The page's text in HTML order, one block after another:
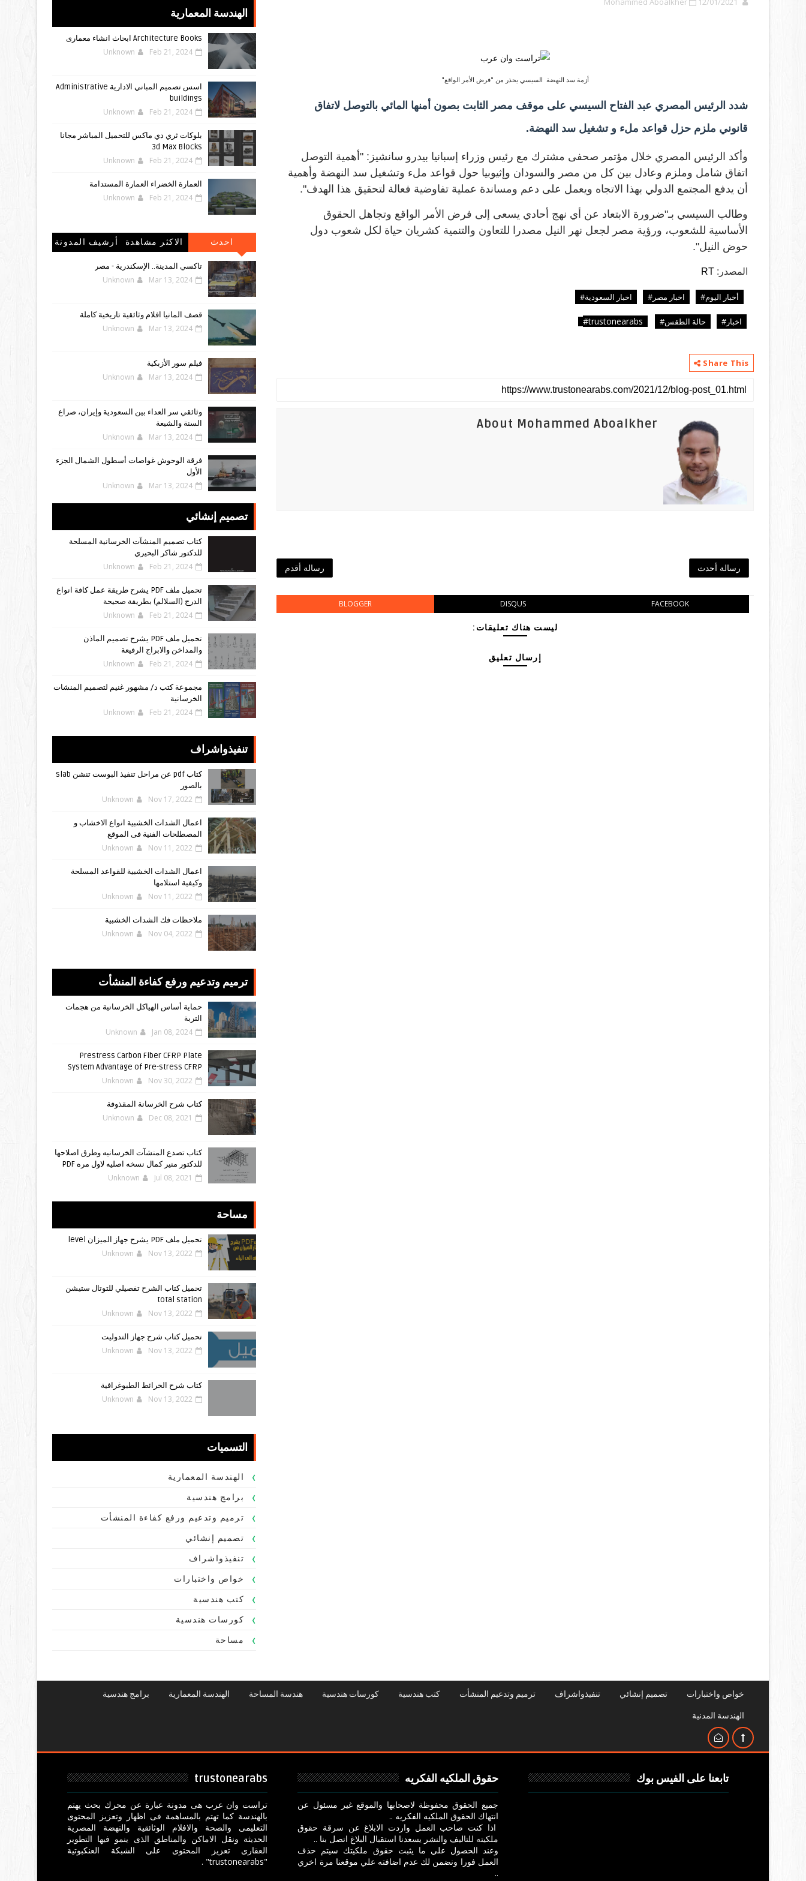
أزمة سد النهضة السيسي يحذر من "فرض الأمر الواقع"
شدد الرئيس المصري عبد الفتاح السيسي على موقف مصر الثابت بصون أمنها المائي بالتوصل لاتفاق
قانوني ملزم حزل قواعد ملء و تشغيل سد النهضة.
وأكد الرئيس المصري خلال مؤتمر صحفى مشترك مع رئيس وزراء إسبانيا بيدرو سانشيز: "أهمية التوصل
اتفاق شامل وملزم وعادل بين كل من مصر والسودان وإثيوبيا حول قواعد ملء وتشغيل سد النهضة وأهمية
أن يدفع المجتمع الدولي بهذا الاتجاه ويعمل على دعم ومساندة عملية تفاوضية فعالة لتحقيق هذا الهدف".
وطالب السيسي بـ"ضرورة الابتعاد عن أي نهج أحادي يسعى إلى فرض الأمر الواقع وتجاهل الحقوق
الأساسية للشعوب، ورؤية مصر لجعل نهر النيل مصدرا للتعاون والتنمية كشريان حياة لكل شعوب دول
حوض النيل".
المصدر: RT
أخبار اليوم# اخبار مصر# اخبار السعودية#
اخبار# حالة الطقس#
Share This
About Mohammed Aboalkher
رسالة أحدث رسالة أقدم
BLOGGER DISQUS FACEBOOK
ليست هناك تعليقات:
إرسال تعليق
الهندسة المعمارية
Architecture Books ابحاث انشاء معمارى
Unknown Feb 21, 2024
اسس تصميم المباني الادارية Administrative
buildings
Unknown Feb 21, 2024
بلوكات ثري دي ماكس للتحميل المباشر مجانا
3d Max Blocks
Unknown Feb 21, 2024
العمارة الخضراء العمارة المستدامة
Unknown Feb 21, 2024
احدث
المشاركات
الاكثر مشاهدة
أرشيف المدونة
تاكسي المدينة.. الإسكندرية - مصر
Unknown Mar 13, 2024
قصف المانيا افلام وثائقية تاريخية كاملة
Unknown Mar 13, 2024
فيلم سور الأزبكية
Unknown Mar 13, 2024
وثائقي سر العداء بين السعودية وإيران، صراع
السنة والشيعة
Unknown Mar 13, 2024
فرقة الوحوش غواصات أسطول الشمال الجزء
الأول
Unknown Mar 13, 2024
تصميم إنشائي
كتاب تصميم المنشآت الخرسانية المسلحة
للدكتور شاكر البحيري
Unknown Feb 21, 2024
تحميل ملف PDF يشرح طريقة عمل كافة انواع
الدرج (السلالم) بطريقة صحيحة
Unknown Feb 21, 2024
تحميل ملف PDF يشرح تصميم الماذن
والمداخن والابراج الرفيعة
Unknown Feb 21, 2024
مجموعة كتب د/ مشهور غنيم لتصميم المنشات
الخرسانية
Unknown Feb 21, 2024
تنفيذواشراف
كتاب pdf عن مراحل تنفيذ البوست تنشن slab
بالصور
Unknown Nov 17, 2022
اعمال الشدات الخشبية انواع الاخشاب و
المصطلحات الفنية فى الموقع
Unknown Nov 11, 2022
اعمال الشدات الخشبية للقواعد المسلحة
وكيفية استلامها
Unknown Nov 11, 2022
ملاحظات فك الشدات الخشبية
Unknown Nov 04, 2022
ترميم وتدعيم ورفع كفاءة المنشأت
حماية أساس الهياكل الخرسانية من هجمات
التربة
Unknown Jan 08, 2024
Prestress Carbon Fiber CFRP Plate
System Advantage of Pre-stress CFRP
Unknown Nov 30, 2022
كتاب شرح الخرسانة المقذوفة
Unknown Dec 08, 2021
كتاب تصدع المنشآت الخرسانيه وطرق اصلاحها
للدكتور منير كمال نسخه اصليه لاول مره PDF
Unknown Jul 08, 2021
مساحة
تحميل ملف PDF يشرح جهاز الميزان level
Unknown Nov 13, 2022
تحميل كتاب الشرح تفصيلي للتوتال ستيشن
total station
Unknown Nov 13, 2022
تحميل كتاب شرح جهاز التدوليت
Unknown Nov 13, 2022
كتاب شرح الخرائط الطبوغرافية
Unknown Nov 13, 2022
التسميات
الهندسة المعمارية
برامج هندسية
ترميم وتدعيم ورفع كفاءة المنشأت
تصميم إنشائي
تنفيذواشراف
خواص واختبارات
كتب هندسية
كورسات هندسية
مساحة
خواص واختبارات تصميم إنشائي تنفيذواشراف ترميم وتدعيم المنشأت كتب هندسية كورسات هندسية هندسة المساحة الهندسة المعمارية برامج هندسية
الهندسة المدنية
trustonearabs
تراست وان عرب هى مدونة عبارة عن محرك بحث يهتم
بالهندسة كما تهتم بالمساهمة فى اظهار وتعزيز المحتوى
التعليمى والصحة والافلام الوثائقية والنهضة المصرية
الحديثة ونقل الاماكن والمناطق الذى ينمو فيها التطوير
العقارى تعزيز المحتوى على الشبكة العنكبوتية
"trustonearabs" .
حقوق الملكيه الفكريه
جميع الحقوق محفوظة لاصحابها والموقع غير مسئول عن
انتهاك الحقوق الملكيه الفكريه ..
اذا كنت صاحب العمل واردت الابلاغ عن سرقة حقوق
ملكيته للتاليف والنشر يسعدنا استقبال البلاغ اتصل بنا ..
وعند الحصول علي ما يثبت حقوق ملكيتك سيتم حذف
العمل فورا ونضمن لك عدم اضافته علي موقعنا مرة اخري
..
تابعنا على الفيس بوك